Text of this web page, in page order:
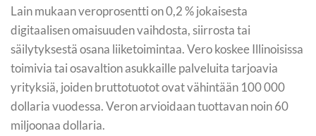
Lain mukaan veroprosentti on 0,2 % jokaisesta
digitaalisen omaisuuden vaihdosta, siirrosta tai
säilytyksestä osana liiketoimintaa. Vero koskee Illinoisissa
toimivia tai osavaltion asukkaille palveluita tarjoavia
yrityksiä, joiden bruttotuotot ovat vähintään 100 000
dollaria vuodessa. Veron arvioidaan tuottavan noin 60
miljoonaa dollaria.